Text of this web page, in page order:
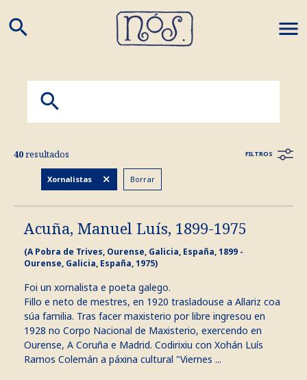
search
40resultados FILTROS
Xornalistas Borrar
Acuña, Manuel Luís, 1899-1975
(A Pobra de Trives, Ourense, Galicia, España, 1899 -
Ourense, Galicia, España, 1975)
Foi un xornalista e poeta galego.
Fillo e neto de mestres, en 1920 trasladouse a Allariz coa
súa familia. Tras facer maxisterio por libre ingresou en
1928 no Corpo Nacional de Maxisterio, exercendo en
Ourense, A Coruña e Madrid. Codirixiu con Xohán Luís
Ramos Colemán a páxina cultural "Viernes ...